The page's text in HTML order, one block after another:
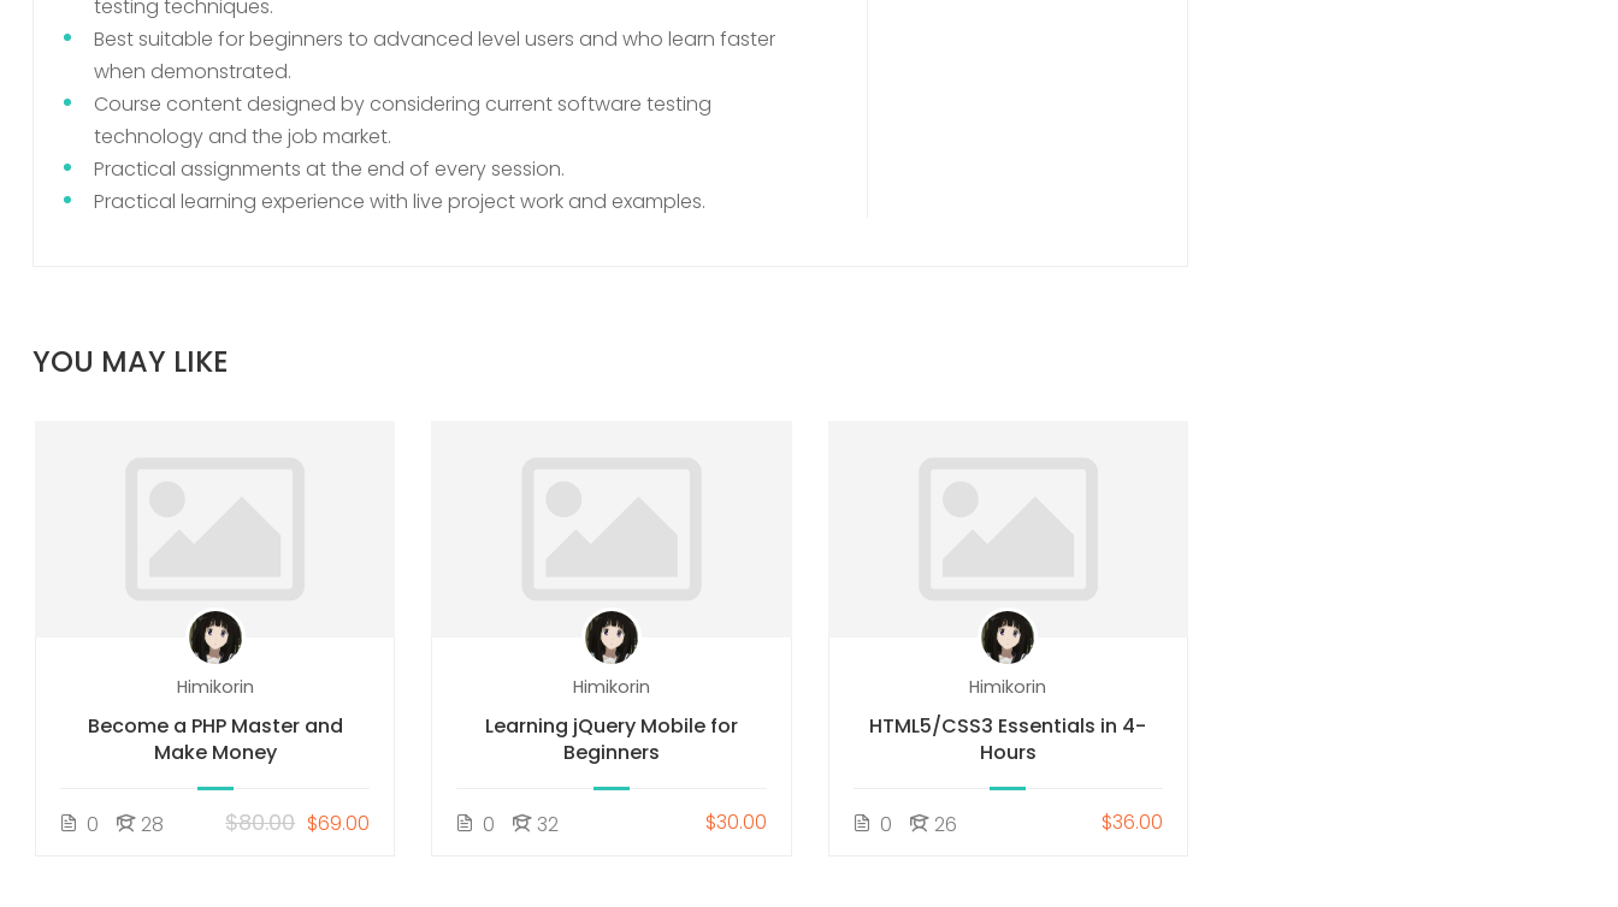
testing techniques.
Best suitable for beginners to advanced level users and who learn faster
when demonstrated.
Course content designed by considering current software testing
technology and the job market.
Practical assignments at the end of every session.
Practical learning experience with live project work and examples.
YOU MAY LIKE
Himikorin
Become a PHP Master and
Make Money
0 28 $80.00 $69.00
Himikorin
Learning jQuery Mobile for
Beginners
0 32 $30.00
Himikorin
HTML5/CSS3 Essentials in 4-
Hours
0 26 $36.00